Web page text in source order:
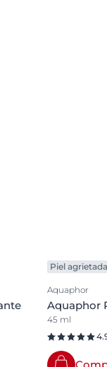
Piel agrietada
Aquaphor
Aquaphor
45 ml